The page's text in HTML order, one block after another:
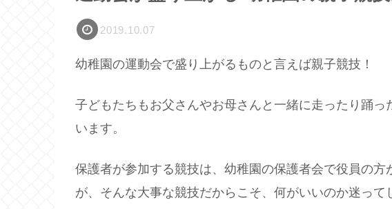
2019.10.07
幼稚園の運動会で盛り上がるものと言えば親子競技！
子どもたちもお父さんやお母さんと一緒に走ったり踊っ
います。
保護者が参加する競技は、幼稚園の保護者会で役員の
が、そんな大事な競技だからこそ、何がいいのか迷って